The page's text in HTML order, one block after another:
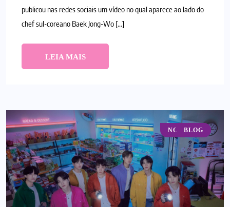
publicou nas redes sociais um vídeo no qual aparece ao lado do
chef sul-coreano Baek Jong-Wo […]
LEIA MAIS
NOTÍCIAS
BLOG